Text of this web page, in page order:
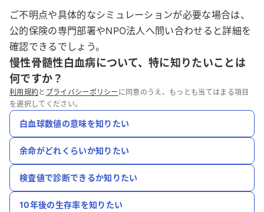
ご不明点や具体的なシミュレーションが必要な場合は、
公的保険の専門部署やNPO法人へ問い合わせると詳細を
確認できるでしょう。
慢性骨髄性白血病について、特に知りたいことは
何ですか？
利用規約と プライバシーポリシー に同意のうえ、もっとも当てはまる項目
を選択してください。
白血球数値の意味を知りたい
余命がどれくらいか知りたい
検査値で診断できるか知りたい
10年後の生存率を知りたい